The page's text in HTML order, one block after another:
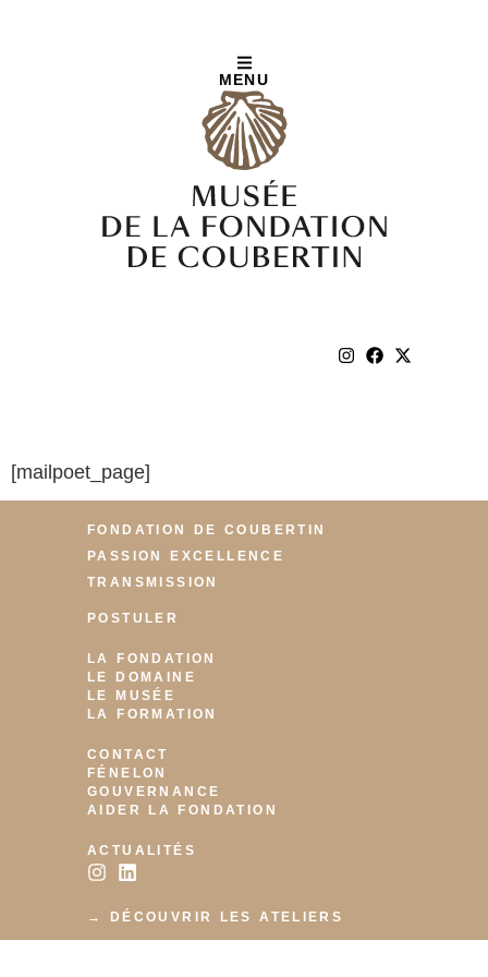
MENU
[mailpoet_page]
FONDATION DE COUBERTIN
PASSION EXCELLENCE
TRANSMISSION
POSTULER
LA FONDATION
LE DOMAINE
LE MUSÉE
LA FORMATION
CONTACT
FÉNELON
GOUVERNANCE
AIDER LA FONDATION
ACTUALITÉS
→ DÉCOUVRIR LES ATELIERS